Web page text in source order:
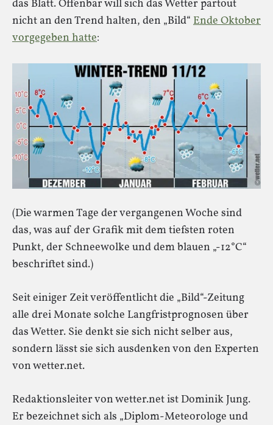
das Blatt. Offenbar will sich das Wetter partout
nicht an den Trend halten, den „Bild“ Ende Oktober
vorgegeben hatte:
(Die warmen Tage der vergangenen Woche sind
das, was auf der Grafik mit dem tiefsten roten
Punkt, der Schneewolke und dem blauen „-12°C“
beschriftet sind.)
Seit einiger Zeit veröffentlicht die „Bild“-Zeitung
alle drei Monate solche Langfristprognosen über
das Wetter. Sie denkt sie sich nicht selber aus,
sondern lässt sie sich ausdenken von den Experten
von wetter.net.
Redaktionsleiter von wetter.net ist Dominik Jung.
Er bezeichnet sich als „Diplom-Meteorologe und